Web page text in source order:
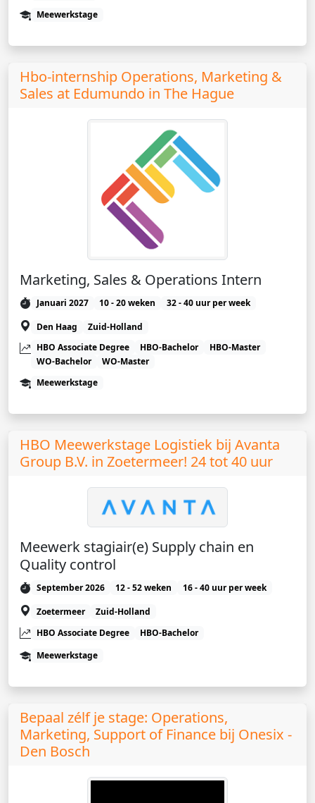
Meewerkstage
Hbo-internship Operations, Marketing &
Sales at Edumundo in The Hague
Marketing, Sales & Operations Intern
Januari 2027 10 - 20 weken
32 - 40 uur per week
Den Haag
Zuid-Holland
HBO Associate Degree
HBO-Bachelor
HBO-Master
WO-Bachelor
WO-Master
Meewerkstage
HBO Meewerkstage Logistiek bij Avanta
Group B.V. in Zoetermeer! 24 tot 40 uur
Meewerk stagiair(e) Supply chain en
Quality control
September 2026 12 - 52 weken
16 - 40 uur per week
Zoetermeer
Zuid-Holland
HBO Associate Degree
HBO-Bachelor
Meewerkstage
Bepaal zélf je stage: Operations,
Marketing, Support of Finance bij Onesix -
Den Bosch